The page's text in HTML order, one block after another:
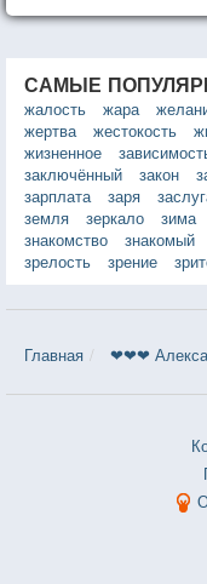
САМЫЕ
жалость
жара
жертва
жестокость
жизненное
заключённый
закон
зарплата
заря
земля
зеркало зима
знакомство
знакомый
зрелость
зрение
Главная ❤❤❤